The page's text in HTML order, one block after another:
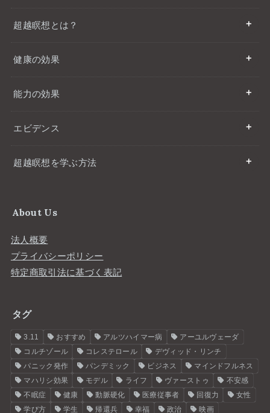
超越瞑想とは？
健康の効果
能力の効果
エビデンス
超越瞑想を学ぶ方法
About Us
法人概要
プライバシーポリシー
特定商取引法に基づく表記
タグ
3.11 おすすめ アルツハイマー病
アーユルヴェーダ
コルチゾール
コレステロール
デヴィッド・リンチ
パニック発作
パンデミック ビジネス
マインドフルネス
マハリシ効果
モデル ライフ ヴァーストゥ
不安感
不眠症
健康 動脈硬化 医療従事者 回復力
女性
学び方
学生 帰還兵 幸福 政治 映画